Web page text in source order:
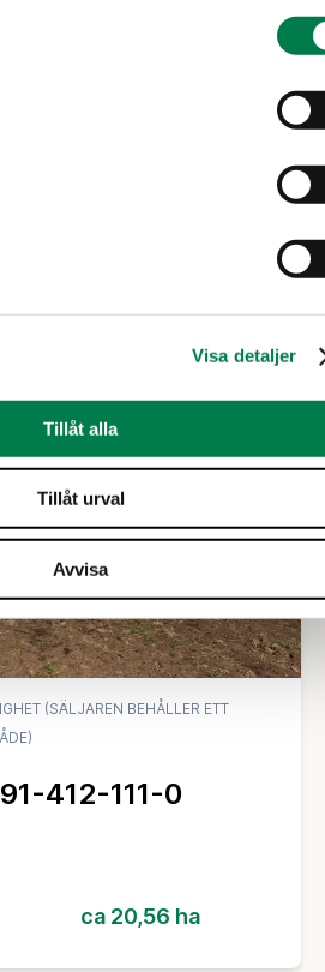
Visa detaljer
Tillåt alla
Tillåt urval
Avvisa
(SÄLJAREN BEHÅLLER ETT
412-111-0
ca 20,56 ha